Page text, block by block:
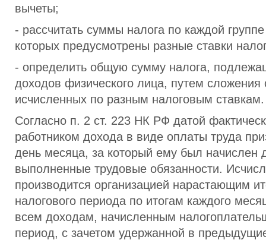
вычеты;
- рассчитать суммы налога по каждой
которых предусмотрены разные ставки
- определить общую сумму налога,
доходов физического лица, путем сложения
исчисленных по разным налоговым ставкам.
Согласно п. 2 ст. 223 НК РФ датой
работником дохода в виде оплаты труда
день месяца, за который ему был начислен
выполненные трудовые обязанности.
производится организацией нарастающим
налогового периода по итогам каждого
всем доходам, начисленным
период, с зачетом удержанной в